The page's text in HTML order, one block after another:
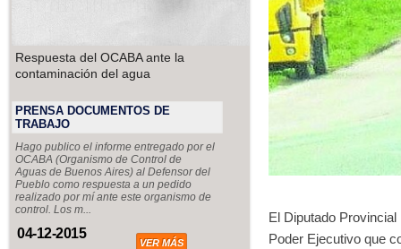
Respuesta del OCABA ante la
contaminación del agua
PRENSA DOCUMENTOS DE
TRABAJO
Hago publico el informe entregado por el
OCABA (Organismo de Control de
Aguas de Buenos Aires) al Defensor del
Pueblo como respuesta a un pedido
realizado por mí ante este organismo de
control. Los m...
04-12-2015
VER MÁS
El Diputado Provincial
Poder Ejecutivo que